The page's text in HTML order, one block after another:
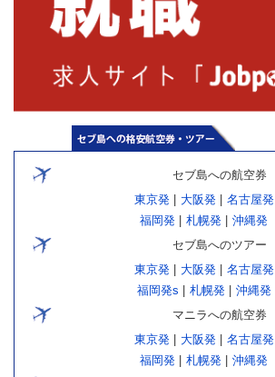
セブ島への航空券
東京発| 大阪発| 名古屋発
福岡発
札幌発
沖縄発
セブ島へのツアー
東京発| 大阪発| 名古屋発
福岡発s
札幌発| 沖縄発
マニラへの航空券
東京発| 大阪発| 名古屋発
福岡発
札幌発
沖縄発